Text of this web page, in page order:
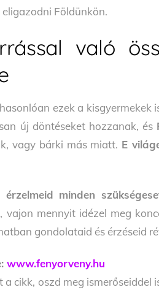
eligazodni Földünkön.
való
ezek a
új döntéseket hozzanak, és
vagy bárki más miatt. E
érzelmeid minden
vajon mennyit idézel meg
gondolataid és érzéseid
www.fenyorveny.hu
a cikk, oszd meg ismerőseiddel